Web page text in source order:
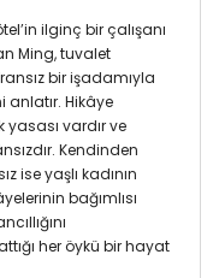
ilginç bir çalışanı
Ming, tuvalet
bir işadamıyla
anlatır. Hikâye
vardır ve
Kendinden
ise yaşlı kadının
bağımlısı
her öykü bir hayat